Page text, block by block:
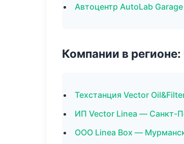
Автоцентр AutoLab
Компании в
Техстанция Vector
ИП Vector Linea — Санкт-
ООО Linea Box —